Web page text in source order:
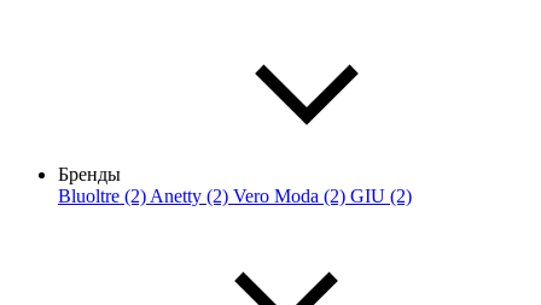
Бренды
Bluoltre (2) Anetty (2) Vero Moda (2) GIU (2)